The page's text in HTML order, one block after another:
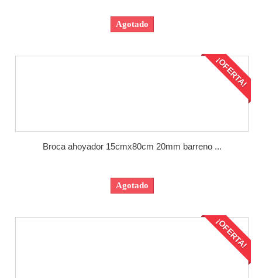
Agotado
¡OFERTA!
Broca ahoyador 15cmx80cm 20mm barreno ...
Agotado
¡OFERTA!